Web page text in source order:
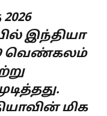
இந்தியா
9 வெண்கலம்
மிக